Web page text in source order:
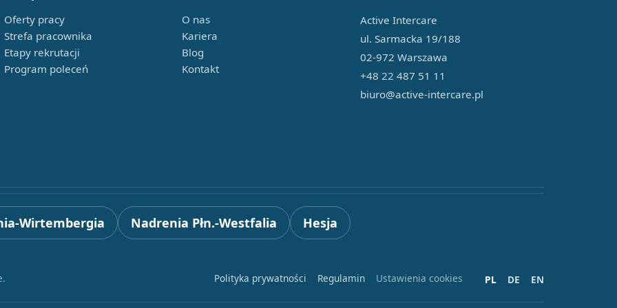
Oferty pracy
Strefa pracownika
Etapy rekrutacji
Program poleceń
O nas
Kariera
Blog
Kontakt
Active Intercare
ul. Sarmacka 19/188
02-972 Warszawa
+48 22 487 51 11
biuro@active-intercare.pl
Wirtembergia Nadrenia Płn.-Westfalia Hesja
Polityka prywatności Regulamin Ustawienia cookies PL DE EN